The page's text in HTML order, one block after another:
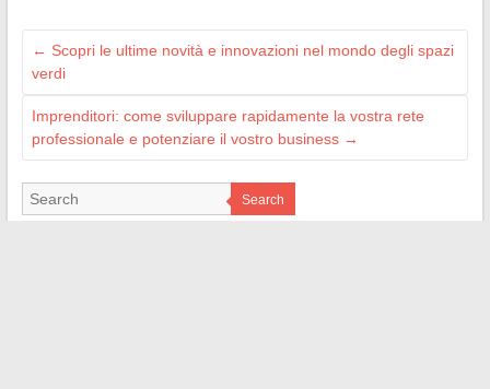
← Scopri le ultime novità e innovazioni nel mondo degli spazi
verdi
Imprenditori: come sviluppare rapidamente la vostra rete
professionale e potenziare il vostro business →
Search